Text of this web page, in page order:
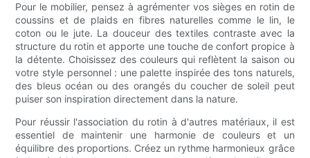
Pour le mobilier, pensez à agrémenter vos sièges en rotin de
coussins et de plaids en fibres naturelles comme le lin, le
coton ou le jute. La douceur des textiles contraste avec la
structure du rotin et apporte une touche de confort propice à
la détente. Choisissez des couleurs qui reflètent la saison ou
votre style personnel : une palette inspirée des tons naturels,
des bleus océan ou des orangés du coucher de soleil peut
puiser son inspiration directement dans la nature.
Pour réussir l'association du rotin à d'autres matériaux, il est
essentiel de maintenir une harmonie de couleurs et un
équilibre des proportions. Créez un rythme harmonieux grâce